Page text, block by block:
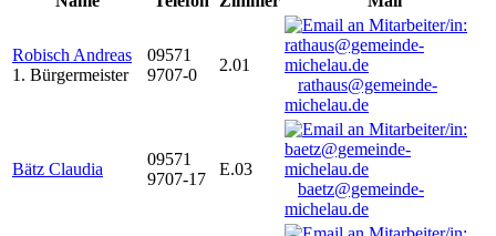
Robisch Andreas
1. Bürgermeister
09571
9707-0
2.01
rathaus@gemeinde-
michelau.de
Bätz Claudia
09571
9707-17
E.03
baetz@gemeinde-
michelau.de